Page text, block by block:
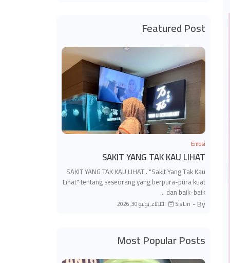
Featured Post
Emosi
SAKIT YANG TAK KAU LIHAT
SAKIT YANG TAK KAU LIHAT . "Sakit Yang Tak Kau
Lihat" tentang seseorang yang berpura-pura kuat
dan baik-baik …
By -
Sis Lin الثلاثاء, يونيو 30, 2026
Most Popular Posts